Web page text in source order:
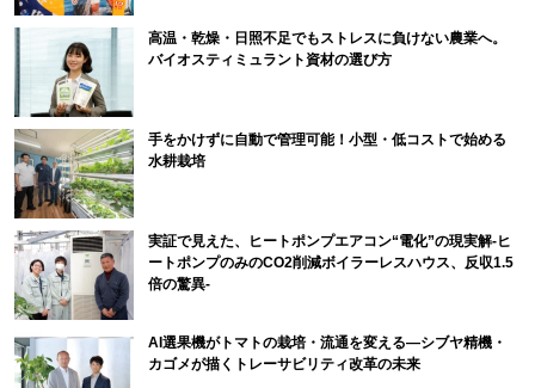
高温・乾燥・日照不足でもストレスに負けない農業へ。
バイオスティミュラント資材の選び方
手をかけずに自動で管理可能！小型・低コストで始める
水耕栽培
実証で見えた、ヒートポンプエアコン“電化”の現実解-ヒ
ートポンプのみのCO2削減ボイラーレスハウス、反収1.5
倍の驚異-
AI選果機がトマトの栽培・流通を変える―シブヤ精機・
カゴメが描くトレーサビリティ改革の未来